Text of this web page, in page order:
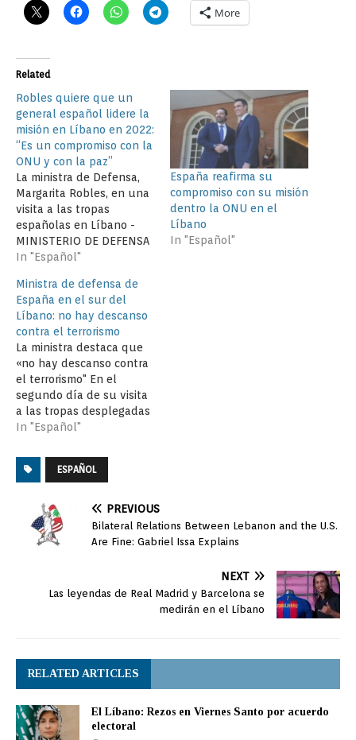
More
Related
Robles quiere que un
general español lidere la
misión en Líbano en 2022:
“Es un compromiso con la
ONU y con la paz”
La ministra de Defensa,
Margarita Robles, en una
visita a las tropas
españolas en Líbano -
MINISTERIO DE DEFENSA
In "Español"
España reafirma su
compromiso con su misión
dentro la ONU en el
Líbano
In "Español"
Ministra de defensa de
España en el sur del
Líbano: no hay descanso
contra el terrorismo
La ministra destaca que
«no hay descanso contra
el terrorismo" En el
segundo día de su visita
a las tropas desplegadas
en la misión de la ONU
Defensa, María Dolores
de Cospedal, ha visitado
observación desde los
que los militares
españoles vigilan la…
In "Español"
ESPAÑOL
PREVIOUS
Bilateral Relations Between Lebanon and the U.S.
Are Fine: Gabriel Issa Explains
NEXT
Las leyendas de Real Madrid y Barcelona se
medirán en el Líbano
RELATED ARTICLES
El Líbano: Rezos en Viernes Santo por acuerdo
electoral